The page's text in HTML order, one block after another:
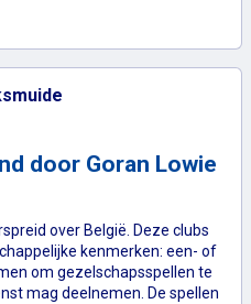
in Esen – voor en door de
door Goran Lowie
over België. Deze clubs
kenmerken: een- of
om gezelschapsspellen te
mag deelnemen. De spellen